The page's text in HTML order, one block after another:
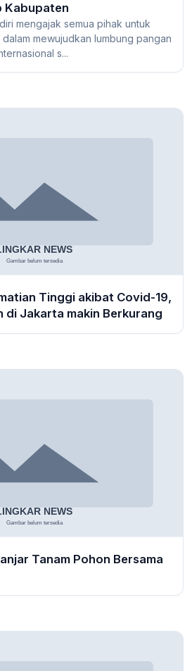
Kabupaten
mengajak semua pihak untuk
mewujudkan lumbung pangan
s...
Tinggi akibat Covid-19,
di Jakarta makin Berkurang
Tanam Pohon Bersama